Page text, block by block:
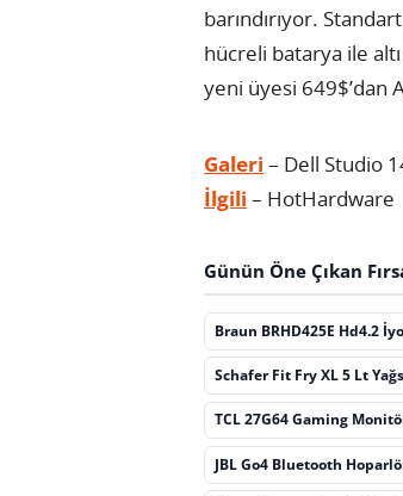
barındırıyor.
hücreli batarya ile
yeni üyesi 649$’dan
Galeri – Dell Studio
İlgili – HotHardware
Günün Öne Çıkan
Braun BRHD425E Hd4.2
Schafer Fit Fry XL 5 Lt
TCL 27G64 Gaming
JBL Go4 Bluetooth